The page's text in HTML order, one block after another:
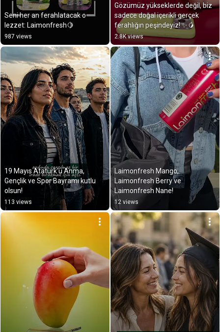
Seni her an ferahlatacak o
lezzet: Laimonfresh🍋
987 views
Gözümüz yükseklerde değil, biz
sadece doğal içerikli gerçek
ferahlığın peşindeyiz! ✨🥭
2.8K views
19 Mayıs Atatürk'ü Anma,
Gençlik ve Spor Bayramı kutlu
olsun!
113 views
Laimonfresh Mango,
Laimonfresh Berry ve
Laimonfresh Nane!
12 views